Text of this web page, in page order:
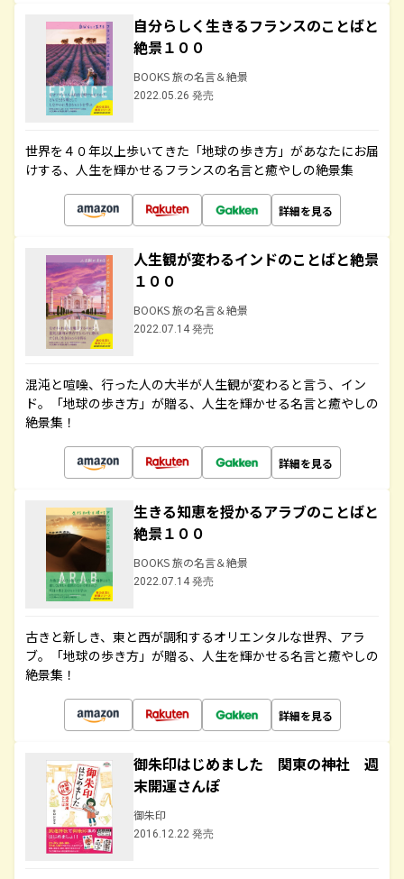
自分らしく生きるフランスのことばと
絶景１００
BOOKS 旅の名言＆絶景
2022.05.26 発売
世界を４０年以上歩いてきた「地球の歩き方」があなたにお届
けする、人生を輝かせるフランスの名言と癒やしの絶景集
詳細を見る
人生観が変わるインドのことばと絶景
１００
BOOKS 旅の名言＆絶景
2022.07.14 発売
混沌と喧噪、行った人の大半が人生観が変わると言う、イン
ド。「地球の歩き方」が贈る、人生を輝かせる名言と癒やしの
絶景集！
詳細を見る
生きる知恵を授かるアラブのことばと
絶景１００
BOOKS 旅の名言＆絶景
2022.07.14 発売
古きと新しき、東と西が調和するオリエンタルな世界、アラ
ブ。「地球の歩き方」が贈る、人生を輝かせる名言と癒やしの
絶景集！
詳細を見る
御朱印はじめました 関東の神社 週
末開運さんぽ
御朱印
2016.12.22 発売